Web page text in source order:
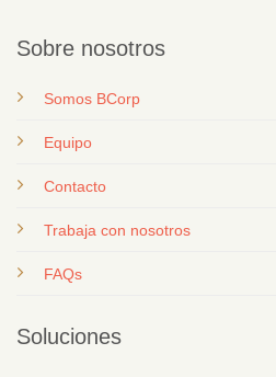
Sobre nosotros
Somos BCorp
Equipo
Contacto
Trabaja con nosotros
FAQs
Soluciones